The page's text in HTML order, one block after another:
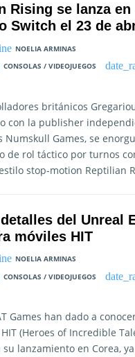
Rising se lanza en
Switch el 23 de
NOELIA ARMINAS
CONSOLAS / VIDEOJUEGOS
británicos
con la publisher
Numskull Games, se
de rol táctico por turnos
stop-motion Reptilian
del Unreal
móviles HIT
NOELIA ARMINAS
CONSOLAS / VIDEOJUEGOS
Games han dado a
(Heroes of Incredible
lanzamiento en Corea,